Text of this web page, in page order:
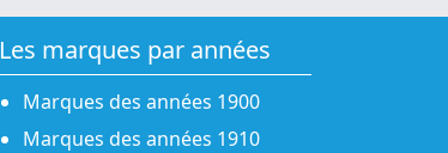
Les marques par années
Marques des années 1900
Marques des années 1910